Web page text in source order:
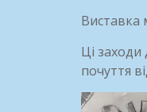
Виставка
Ці
почуття